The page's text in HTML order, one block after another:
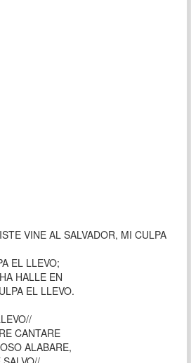
VINE AL SALVADOR, MI CULPA
EL LLEVO;
HALLE EN
EL LLEVO.
CANTARE
ALABARE,